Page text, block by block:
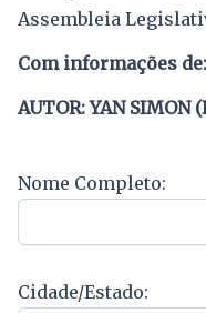
Assembleia
Com informações de:
AUTOR: YAN SIMON
Nome Completo:
Cidade/Estado: